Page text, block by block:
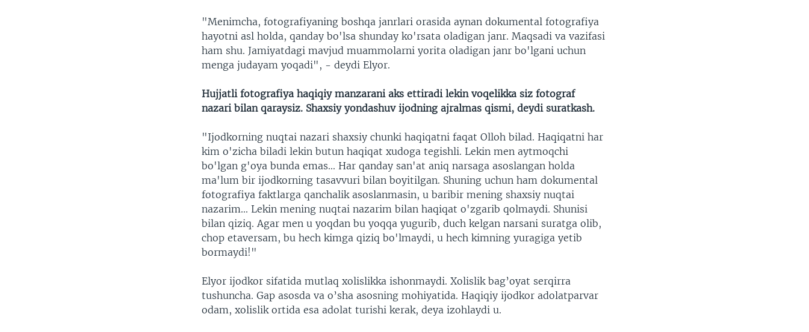
"Menimcha, fotografiyaning boshqa janrlari orasida aynan dokumental fotografiya
hayotni asl holda, qanday bo'lsa shunday ko'rsata oladigan janr. Maqsadi va vazifasi
ham shu. Jamiyatdagi mavjud muammolarni yorita oladigan janr bo'lgani uchun
menga judayam yoqadi", - deydi Elyor.
Hujjatli fotografiya haqiqiy manzarani aks ettiradi lekin voqelikka siz fotograf
nazari bilan qaraysiz. Shaxsiy yondashuv ijodning ajralmas qismi, deydi suratkash.
"Ijodkorning nuqtai nazari shaxsiy chunki haqiqatni faqat Olloh bilad. Haqiqatni har
kim o'zicha biladi lekin butun haqiqat xudoga tegishli. Lekin men aytmoqchi
bo'lgan g'oya bunda emas... Har qanday san'at aniq narsaga asoslangan holda
ma'lum bir ijodkorning tasavvuri bilan boyitilgan. Shuning uchun ham dokumental
fotografiya faktlarga qanchalik asoslanmasin, u baribir mening shaxsiy nuqtai
nazarim... Lekin mening nuqtai nazarim bilan haqiqat o'zgarib qolmaydi. Shunisi
bilan qiziq. Agar men u yoqdan bu yoqqa yugurib, duch kelgan narsani suratga olib,
chop etaversam, bu hech kimga qiziq bo'lmaydi, u hech kimning yuragiga yetib
bormaydi!"
Elyor ijodkor sifatida mutlaq xolislikka ishonmaydi. Xolislik bag’oyat serqirra
tushuncha. Gap asosda va o’sha asosning mohiyatida. Haqiqiy ijodkor adolatparvar
odam, xolislik ortida esa adolat turishi kerak, deya izohlaydi u.